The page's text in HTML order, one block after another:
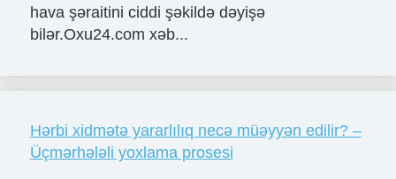
hava şəraitini ciddi şəkildə dəyişə
bilər.Oxu24.com xəb...
Hərbi xidmətə yararlılıq necə müəyyən edilir? –
Üçmərhələli yoxlama prosesi